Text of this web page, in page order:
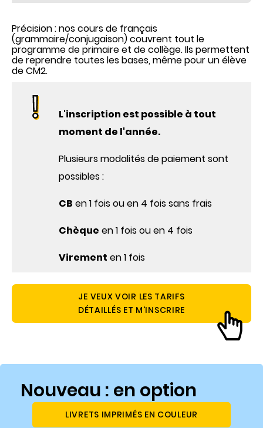
Précision : nos cours de français
(grammaire/conjugaison) couvrent tout le
programme de primaire et de collège. Ils permettent
de reprendre toutes les bases, même pour un élève
de CM2.
L'inscription est possible à tout
moment de l'année.
Plusieurs modalités de paiement sont
possibles :
CB en 1 fois ou en 4 fois sans frais
Chèque en 1 fois ou en 4 fois
Virement en 1 fois
JE VEUX VOIR LES TARIFS
DÉTAILLÉS ET M'INSCRIRE
Nouveau : en option
LIVRETS IMPRIMÉS EN COULEUR